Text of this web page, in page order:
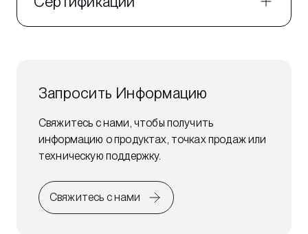
Запросить Информацию
Свяжитесь с нами, чтобы получить
информацию о продуктах, точках продаж или
техническую поддержку.
Свяжитесь с нами